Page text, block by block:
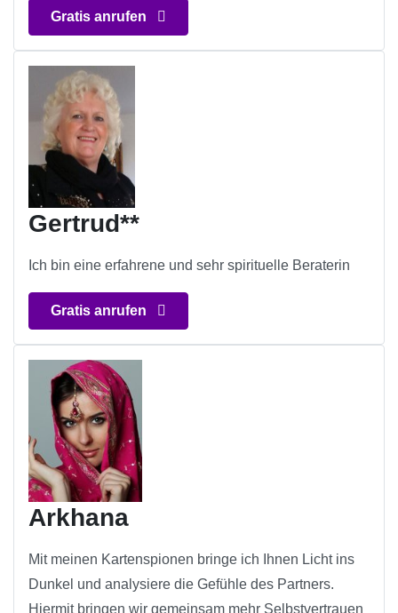
Gratis anrufen
Gertrud**
Ich bin eine erfahrene und sehr spirituelle Beraterin
Gratis anrufen
Arkhana
Mit meinen Kartenspionen bringe ich Ihnen Licht ins
Dunkel und analysiere die Gefühle des Partners.
Hiermit bringen wir gemeinsam mehr Selbstvertrauen